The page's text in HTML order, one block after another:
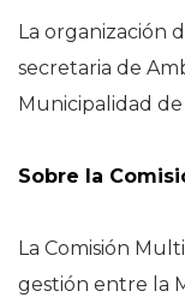
La organización
secretaria de
Municipalidad de
Sobre la
La Comisión
gestión entre la